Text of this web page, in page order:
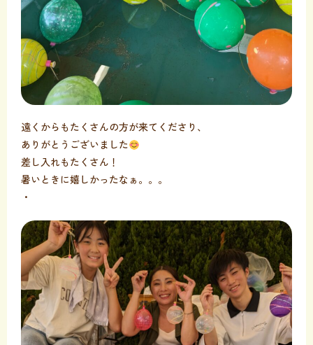
遠くからもたくさんの方が来てくださり、
ありがとうございました
差し入れもたくさん！
暑いときに嬉しかったなぁ。。。
・